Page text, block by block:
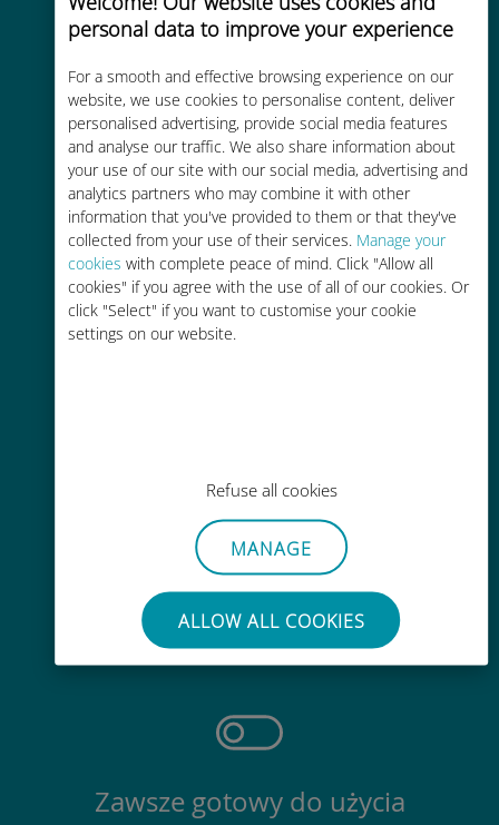
personal data to improve your experience
For a smooth and effective browsing experience on our
website, we use cookies to personalise content, deliver
personalised advertising, provide social media features
and analyse our traffic. We also share information about
your use of our site with our social media, advertising and
analytics partners who may combine it with other
information that you've provided to them or that they've
collected from your use of their services. Manage your
cookies with complete peace of mind. Click "Allow all
cookies" if you agree with the use of all of our cookies. Or
click "Select" if you want to customise your cookie
settings on our website.
Refuse all cookies
MANAGE
ALLOW ALL COOKIES
Efektywny kosztowo
Do 90% taniej w porównaniu z
opłatami za roaming u Twojego
obecnego operatora
Łatwe doładowanie
Bezproblemowy
Nie ma potrzeby wyjmowania
obecnej karty SIM
Zawsze gotowy do użycia